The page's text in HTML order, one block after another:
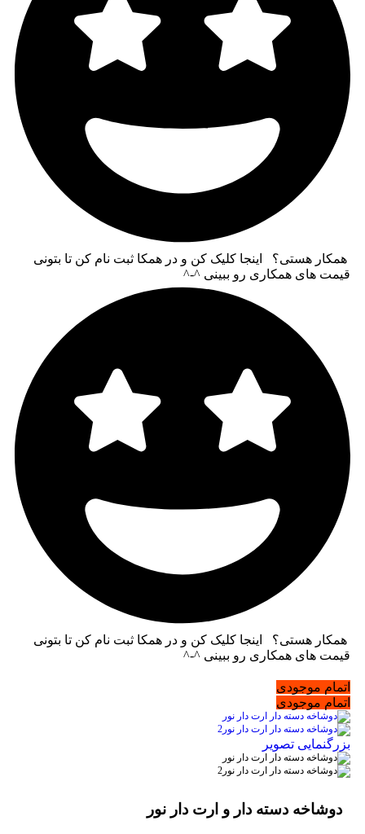
همکار هستی؟ اینجا کلیک کن و در همکا ثبت نام کن تا بتونی
قیمت های همکاری رو ببینی ^-^
همکار هستی؟ اینجا کلیک کن و در همکا ثبت نام کن تا بتونی
قیمت های همکاری رو ببینی ^-^
اتمام موجودی
اتمام موجودی
بزرگنمایی تصویر
دوشاخه دسته دار و ارت دار نور